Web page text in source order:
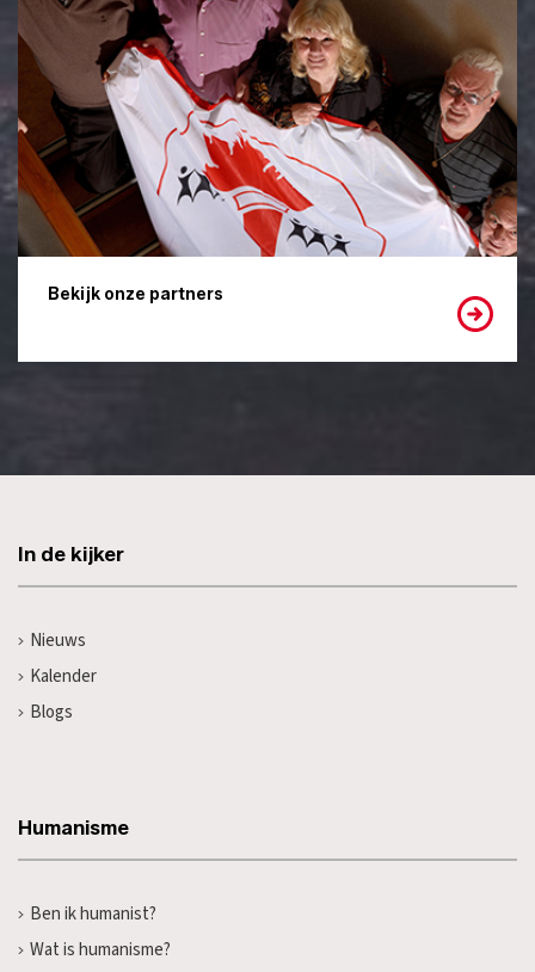
Bekijk onze partners
In de kijker
Nieuws
Kalender
Blogs
Humanisme
Ben ik humanist?
Wat is humanisme?